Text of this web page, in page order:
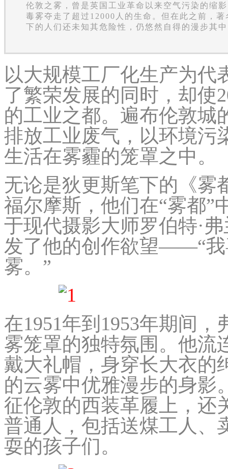
伦敦之雾，曾是英国工业革命以来空气污染的缩
毒雾夺走了超过12000人的生命。但在此之前，
下的人们还未知其危险性，仍悠然自得的漫步其
以大规模工厂化生产为代
了繁荣发展的同时，却使
的工业之都。遍布伦敦城
排放工业废气，以环境污
生活在雾霾的笼罩之中。
无论是狄更斯笔下的《雾
福尔摩斯，他们在“雾都”
于现代摄影大师罗伯特·
发了他的创作欲望——“我
雾。”
在1951年到1953年期间
雾笼罩的独特氛围。他流
戴大礼帽，身穿长大衣的
的云雾中优雅漫步的身影
征伦敦的西装革履上，还
普通人，包括送煤工人、
耍的孩子们。